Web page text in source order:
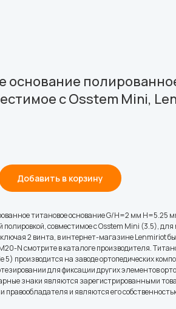
основание
с Osstem Mini,
Добавить в корзину
титановое основание G/H=2 мм H=5.25
полировкой, совместимое с Osstem Mini (3.5),
2 винта, в интернет-магазине Lenmiriot
N смотрите в каталоге производителя.
5) производится на заводе ортопедических
для фиксации других элементов
знаки являются зарегистрированными
правообладателя и являются его